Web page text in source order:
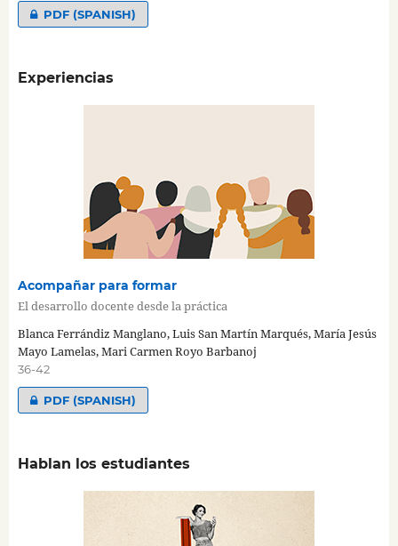
PDF (SPANISH)
Experiencias
Acompañar para formar
El desarrollo docente desde la práctica
Blanca Ferrándiz Manglano, Luis San Martín Marqués, María Jesús
Mayo Lamelas, Mari Carmen Royo Barbanoj
36-42
PDF (SPANISH)
Hablan los estudiantes